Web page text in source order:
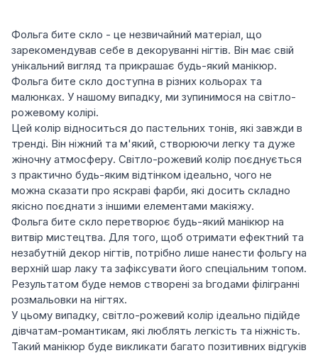
Фольга бите скло - це незвичайний матеріал, що
зарекомендував себе в декоруванні нігтів. Він має свій
унікальний вигляд та прикрашає будь-який манікюр.
Фольга бите скло доступна в різних кольорах та
малюнках. У нашому випадку, ми зупинимося на світло-
рожевому колірі.
Цей колір відноситься до пастельних тонів, які завжди в
тренді. Він ніжний та м'який, створюючи легку та дуже
жіночну атмосферу. Світло-рожевий колір поєднується
з практично будь-яким відтінком ідеально, чого не
можна сказати про яскраві фарби, які досить складно
якісно поєднати з іншими елементами макіяжу.
Фольга бите скло перетворює будь-який манікюр на
витвір мистецтва. Для того, щоб отримати ефектний та
незабутній декор нігтів, потрібно лише нанести фольгу на
верхній шар лаку та зафіксувати його спеціальним топом.
Результатом буде немов створені за bгодами філігранні
розмальовки на нігтях.
У цьому випадку, світло-рожевий колір ідеально підійде
дівчатам-романтикам, які люблять легкість та ніжність.
Такий манікюр буде викликати багато позитивних відгуків